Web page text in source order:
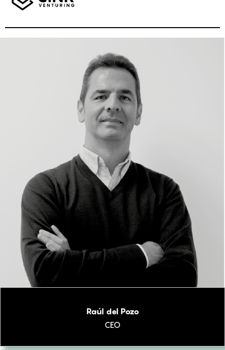
Raúl del Pozo
CEO